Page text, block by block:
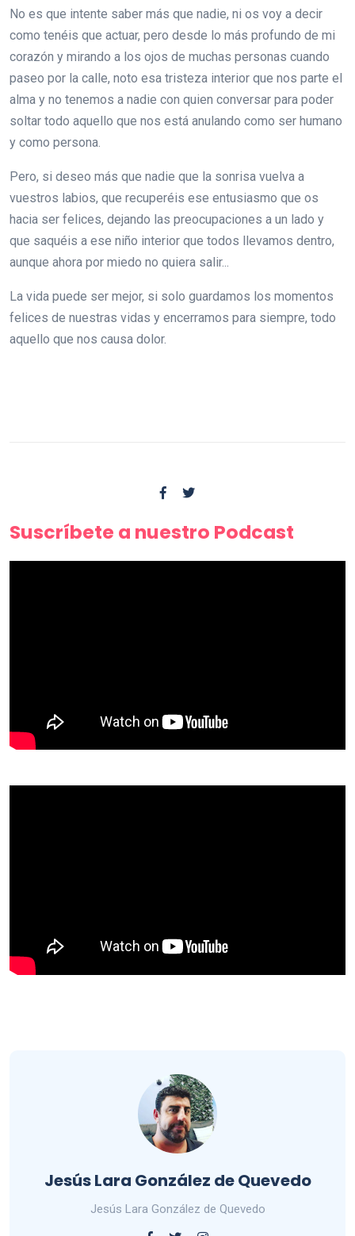
No es que intente saber más que nadie, ni os voy a decir
como tenéis que actuar, pero desde lo más profundo de mi
corazón y mirando a los ojos de muchas personas cuando
paseo por la calle, noto esa tristeza interior que nos parte el
alma y no tenemos a nadie con quien conversar para poder
soltar todo aquello que nos está anulando como ser humano
y como persona.
Pero, si deseo más que nadie que la sonrisa vuelva a
vuestros labios, que recuperéis ese entusiasmo que os
hacia ser felices, dejando las preocupaciones a un lado y
que saquéis a ese niño interior que todos llevamos dentro,
aunque ahora por miedo no quiera salir...
La vida puede ser mejor, si solo guardamos los momentos
felices de nuestras vidas y encerramos para siempre, todo
aquello que nos causa dolor.
Suscríbete a nuestro Podcast
Jesús Lara González de Quevedo
Jesús Lara González de Quevedo